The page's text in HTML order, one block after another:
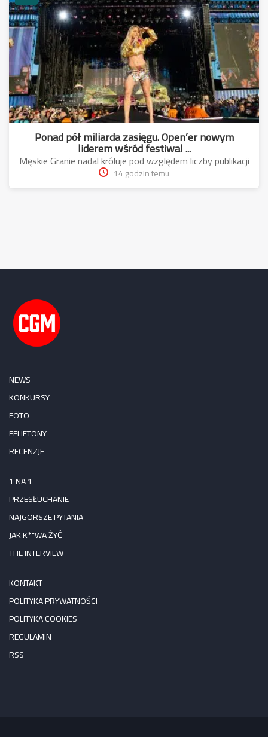
Ponad pół miliarda zasięgu. Open’er nowym
liderem wśród festiwal ...
Męskie Granie nadal króluje pod względem liczby publikacji
14 godzin temu
NEWS
KONKURSY
FOTO
FELIETONY
RECENZJE
1 NA 1
PRZESŁUCHANIE
NAJGORSZE PYTANIA
JAK K**WA ŻYĆ
THE INTERVIEW
KONTAKT
POLITYKA PRYWATNOŚCI
POLITYKA COOKIES
REGULAMIN
RSS